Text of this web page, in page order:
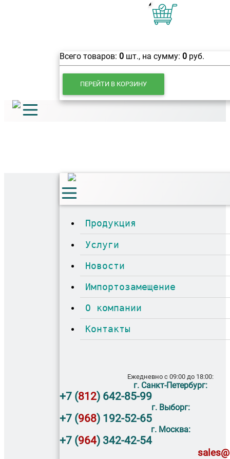
Всего товаров: 0 шт., на сумму: 0 руб.
ПЕРЕЙТИ В КОРЗИНУ
Продукция
Услуги
Новости
Импортозамещение
О компании
Контакты
Eжедневно с 09:00 до 18:00:
г. Санкт-Петербург:
+7 (812) 642-85-99
г. Выборг:
+7 (968) 192-52-65
г. Москва:
+7 (964) 342-42-54